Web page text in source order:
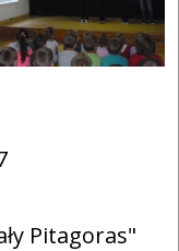
Pitagoras"